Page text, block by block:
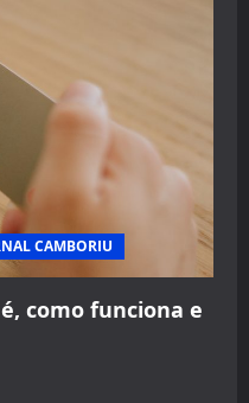
CAMBORIU
como funciona e